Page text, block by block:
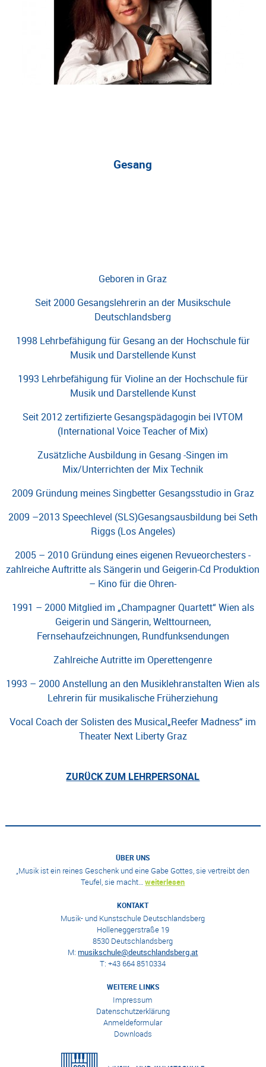
Gesang
Geboren in Graz
Seit 2000 Gesangslehrerin an der Musikschule
Deutschlandsberg
1998 Lehrbefähigung für Gesang an der Hochschule für
Musik und Darstellende Kunst
1993 Lehrbefähigung für Violine an der Hochschule für
Musik und Darstellende Kunst
Seit 2012 zertifizierte Gesangspädagogin bei IVTOM
(International Voice Teacher of Mix)
Zusätzliche Ausbildung in Gesang -Singen im
Mix/Unterrichten der Mix Technik
2009 Gründung meines Singbetter Gesangsstudio in Graz
2009 –2013 Speechlevel (SLS)Gesangsausbildung bei Seth
Riggs (Los Angeles)
2005 – 2010 Gründung eines eigenen Revueorchesters -
zahlreiche Auftritte als Sängerin und Geigerin-Cd Produktion
– Kino für die Ohren-
1991 – 2000 Mitglied im „Champagner Quartett“ Wien als
Geigerin und Sängerin, Welttourneen,
Fernsehaufzeichnungen, Rundfunksendungen
Zahlreiche Autritte im Operettengenre
1993 – 2000 Anstellung an den Musiklehranstalten Wien als
Lehrerin für musikalische Früherziehung
Vocal Coach der Solisten des Musical„Reefer Madness“ im
Theater Next Liberty Graz
ZURÜCK ZUM LEHRPERSONAL
ÜBER UNS
„Musik ist ein reines Geschenk und eine Gabe Gottes, sie vertreibt den
Teufel, sie macht…weiterlesen
KONTAKT
Musik- und Kunstschule Deutschlandsberg
Holleneggerstraße 19
8530 Deutschlandsberg
M: musikschule@deutschlandsberg.at
T: +43 664 8510334
WEITERE LINKS
Impressum
Datenschutzerklärung
Anmeldeformular
Downloads